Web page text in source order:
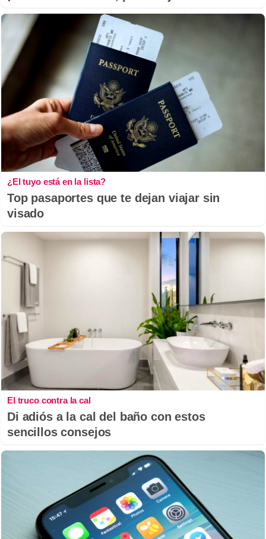
¿El tuyo está en la lista?
Top pasaportes que te dejan viajar sin
visado
El truco contra la cal
Di adiós a la cal del baño con estos
sencillos consejos